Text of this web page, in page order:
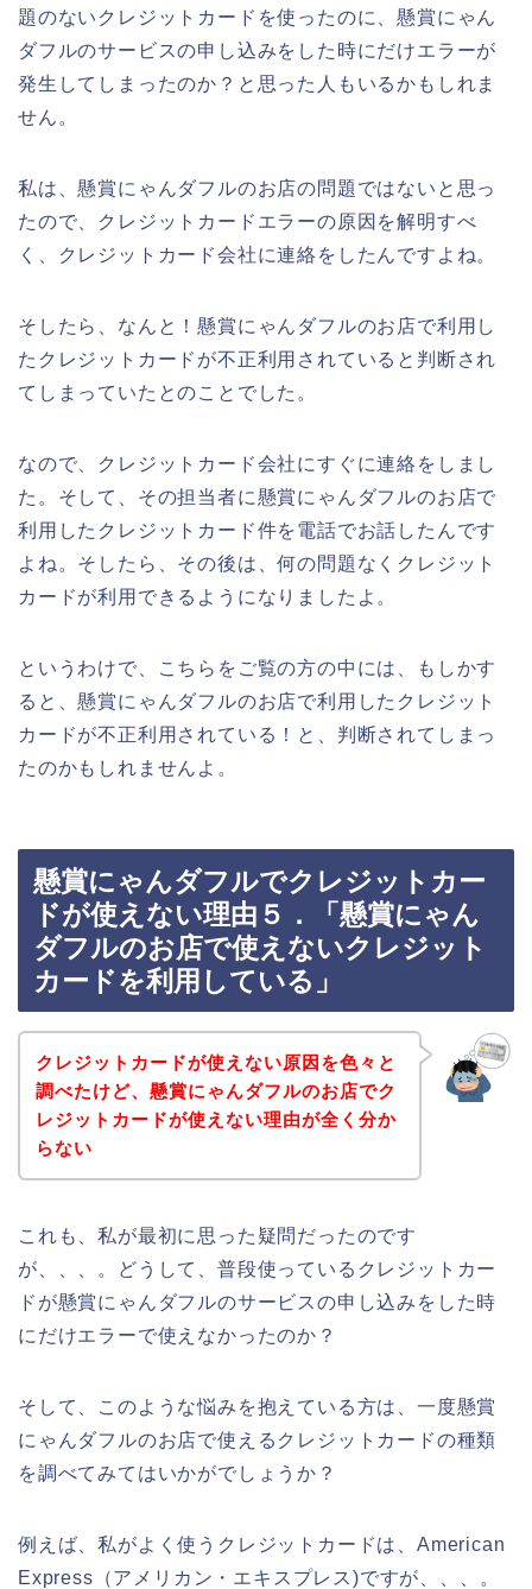
題のないクレジットカードを使ったのに、懸賞にゃん
ダフルのサービスの申し込みをした時にだけエラーが
発生してしまったのか？と思った人もいるかもしれま
せん。
私は、懸賞にゃんダフルのお店の問題ではないと思っ
たので、クレジットカードエラーの原因を解明すべ
く、クレジットカード会社に連絡をしたんですよね。
そしたら、なんと！懸賞にゃんダフルのお店で利用し
たクレジットカードが不正利用されていると判断され
てしまっていたとのことでした。
なので、クレジットカード会社にすぐに連絡をしまし
た。そして、その担当者に懸賞にゃんダフルのお店で
利用したクレジットカード件を電話でお話したんです
よね。そしたら、その後は、何の問題なくクレジット
カードが利用できるようになりましたよ。
というわけで、こちらをご覧の方の中には、もしかす
ると、懸賞にゃんダフルのお店で利用したクレジット
カードが不正利用されている！と、判断されてしまっ
たのかもしれませんよ。
懸賞にゃんダフルでクレジットカー
ドが使えない理由５．「懸賞にゃん
ダフルのお店で使えないクレジット
カードを利用している」
クレジットカードが使えない原因を色々と
調べたけど、懸賞にゃんダフルのお店でク
レジットカードが使えない理由が全く分か
らない
これも、私が最初に思った疑問だったのです
が、、、。どうして、普段使っているクレジットカー
ドが懸賞にゃんダフルのサービスの申し込みをした時
にだけエラーで使えなかったのか？
そして、このような悩みを抱えている方は、一度懸賞
にゃんダフルのお店で使えるクレジットカードの種類
を調べてみてはいかがでしょうか？
例えば、私がよく使うクレジットカードは、American
Express（アメリカン・エキスプレス)ですが、、、。